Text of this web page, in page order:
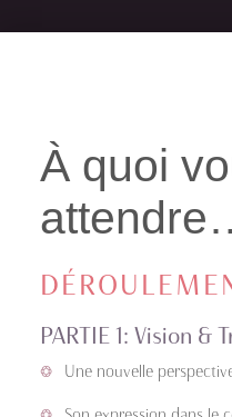
À quoi
PARTIE 1: Vision &
Une nouvelle